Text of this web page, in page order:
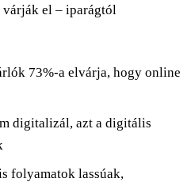
várják el – iparágtól
73%-a elvárja, hogy online
digitalizál, azt a digitális
folyamatok lassúak,